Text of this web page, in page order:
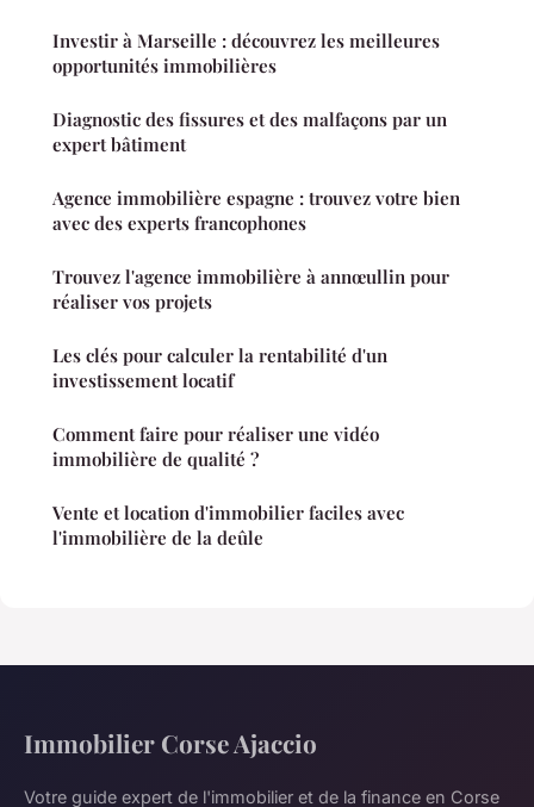
Investir à Marseille : découvrez les meilleures
opportunités immobilières
Diagnostic des fissures et des malfaçons par un
expert bâtiment
Agence immobilière espagne : trouvez votre bien
avec des experts francophones
Trouvez l'agence immobilière à annœullin pour
réaliser vos projets
Les clés pour calculer la rentabilité d'un
investissement locatif
Comment faire pour réaliser une vidéo
immobilière de qualité ?
Vente et location d'immobilier faciles avec
l'immobilière de la deûle
Immobilier Corse Ajaccio
Votre guide expert de l'immobilier et de la finance en Corse